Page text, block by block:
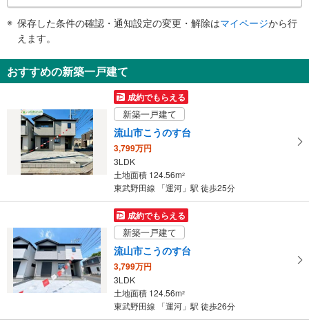
《多機能トイレ》
・改札内
その他
・ＡＥＤ
知
を
イ
ペ
ー
ジ
に
存
保存した条件の確認・通知設定の変更・解除はマイページから行
えます。
おすすめの新築一戸建て
成約でもらえる
新築一戸建て
流山市こうのす台
3,799万円
3LDK
土地面積 124.56m2
東武野田線 「運河」駅 徒歩25分
成約でもらえる
新築一戸建て
流山市こうのす台
3,799万円
3LDK
土地面積 124.56m2
東武野田線 「運河」駅 徒歩26分